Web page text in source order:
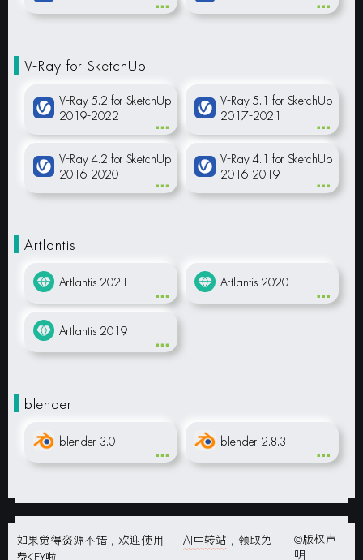
V-Ray for SketchUp
V-Ray 5.2 for SketchUp
2019-2022
V-Ray 5.1 for SketchUp
2017-2021
V-Ray 4.2 for SketchUp
2016-2020
V-Ray 4.1 for SketchUp
2016-2019
Artlantis
Artlantis 2021 Artlantis 2020
Artlantis 2019
blender
blender 3.0 blender 2.8.3
如果觉得资源不错，欢迎使用 AI中转站 ，领取免
©版权声
明